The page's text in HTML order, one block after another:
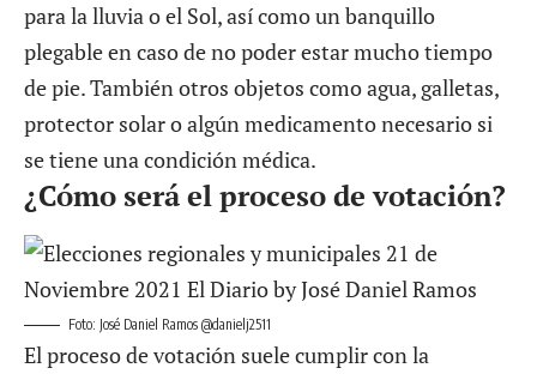
para la lluvia o el Sol, así como un banquillo
plegable en caso de no poder estar mucho tiempo
de pie. También otros objetos como agua, galletas,
protector solar o algún medicamento necesario si
se tiene una condición médica.
¿Cómo será el proceso de votación?
Foto: José Daniel Ramos @danielj2511
El proceso de votación suele cumplir con la